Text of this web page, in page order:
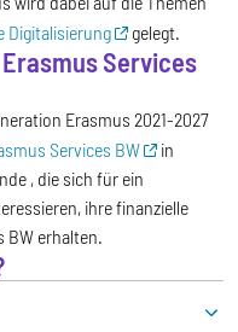
Digitalisierung
gelegt.
Services
Erasmus 2021-2027
Services BW
in
, die sich für ein
ihre finanzielle
BW erhalten.